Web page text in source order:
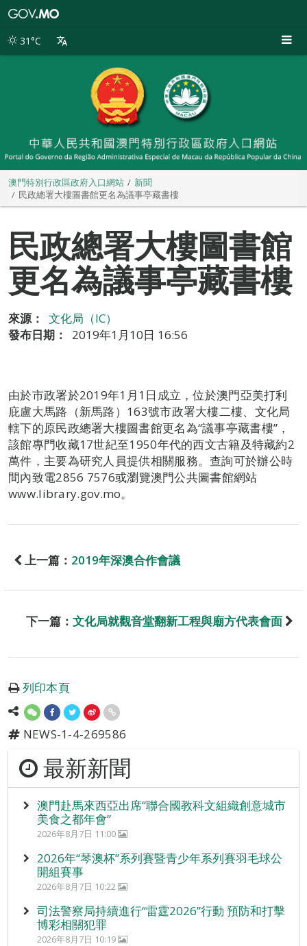
別
31°C
澳門特別行政區政府入口網站
新聞
民政總署大樓圖書館更名為議事亭藏書樓
民政總署大樓圖書館
更名為議事亭藏書樓
來源：
文化局（IC）
發布日期：
2019年1月10日 16:56
由於市政署於2019年1月1日成立，位於澳門亞美打利
庇盧大馬路（新馬路）163號市政署大樓二樓、文化局
轄下的原民政總署大樓圖書館更名為“議事亭藏書樓”，
該館專門收藏17世紀至1950年代的西文古籍及特藏約2
萬件，主要為研究人員提供相關服務。查詢可於辦公時
間內致電2856 7576或瀏覽澳門公共圖書館網站
www.library.gov.mo。
上一篇： 2019年深澳合作會議
下一篇： 文化局就觀音堂翻新工程與廟方代表會面
列印本頁
NEWS-1-4-269586
最新新聞
澳門赴馬來西亞出席“聯合國教科文組織創意城市
美食之都年會”
2026年8月7日 11:00
2026年“琴澳杯”系列賽暨青少年系列賽羽毛球公
開組賽事
2026年8月7日 10:22
司法警察局持續進行“雷霆2026”行動 預防和打擊
博彩相關犯罪
2026年8月7日 10:19